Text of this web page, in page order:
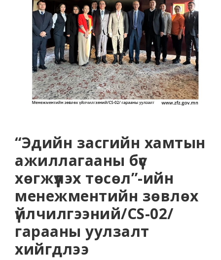
“Эдийн засгийн хамтын
ажиллагааны бүс
хөгжүүлэх төсөл”-ийн
менежментийн зөвлөх
үйлчилгээний/CS-02/
гарааны уулзалт
хийгдлээ